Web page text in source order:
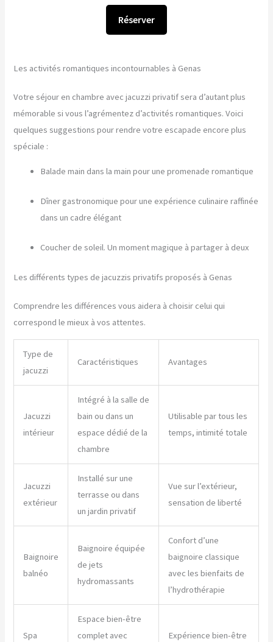
Réserver
Les activités romantiques incontournables à Genas
Votre séjour en chambre avec jacuzzi privatif sera d’autant plus
mémorable si vous l’agrémentez d’activités romantiques. Voici
quelques suggestions pour rendre votre escapade encore plus
spéciale :
Balade main dans la main pour une promenade romantique
Dîner gastronomique pour une expérience culinaire raffinée
dans un cadre élégant
Coucher de soleil. Un moment magique à partager à deux
Les différents types de jacuzzis privatifs proposés à Genas
Comprendre les différences vous aidera à choisir celui qui
correspond le mieux à vos attentes.
Type de
jacuzzi
Caractéristiques Avantages
Jacuzzi
intérieur
Intégré à la salle de
bain ou dans un
espace dédié de la
chambre
Utilisable par tous les
temps, intimité totale
Jacuzzi
extérieur
Installé sur une
terrasse ou dans
un jardin privatif
Vue sur l’extérieur,
sensation de liberté
Baignoire
balnéo
Baignoire équipée
de jets
hydromassants
Confort d’une
baignoire classique
avec les bienfaits de
l’hydrothérapie
Spa
Espace bien-être
complet avec
Expérience bien-être